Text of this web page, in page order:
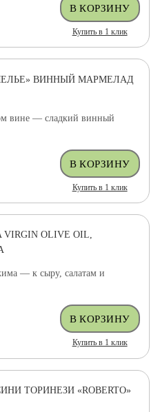
Купить в 1 клик
ВИННЫЙ МАРМЕЛАД
вине — сладкий винный
Купить в 1 клик
OLIVE OIL,
— к сыру, салатам и
Купить в 1 клик
ТОРИНЕЗИ «ROBERTO»